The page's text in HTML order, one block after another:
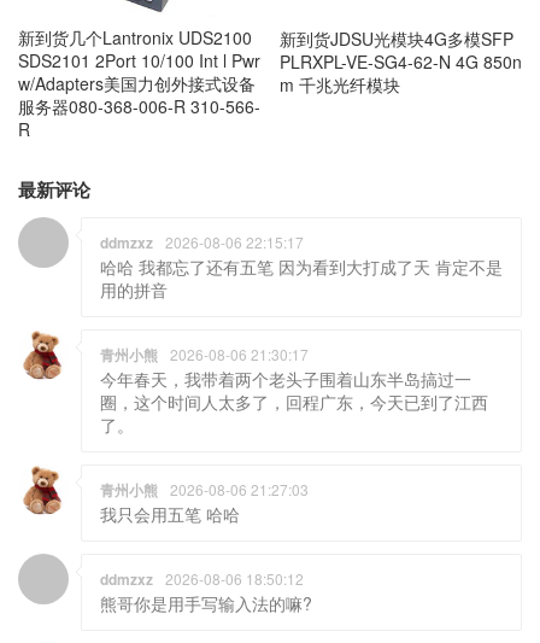
新到货几个Lantronix UDS2100
SDS2101 2Port 10/100 Int l Pwr
w/Adapters美国力创外接式设备
服务器080-368-006-R 310-566-
R
新到货JDSU光模块4G多模SFP
PLRXPL-VE-SG4-62-N 4G 850n
m 千兆光纤模块
最新评论
ddmzxz 2026-08-06 22:15:17
哈哈 我都忘了还有五笔 因为看到大打成了天 肯定不是
用的拼音
青州小熊 2026-08-06 21:30:17
今年春天，我带着两个老头子围着山东半岛搞过一
圈，这个时间人太多了，回程广东，今天已到了江西
了。
青州小熊 2026-08-06 21:27:03
我只会用五笔 哈哈
ddmzxz 2026-08-06 18:50:12
熊哥你是用手写输入法的嘛?